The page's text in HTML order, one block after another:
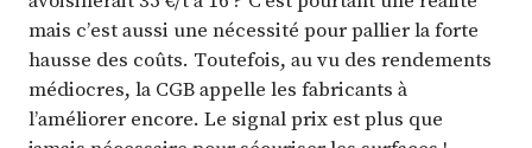
mais c’est aussi une nécessité pour pallier la forte
hausse des coûts. Toutefois, au vu des rendements
médiocres, la CGB appelle les fabricants à
l’améliorer encore. Le signal prix est plus que